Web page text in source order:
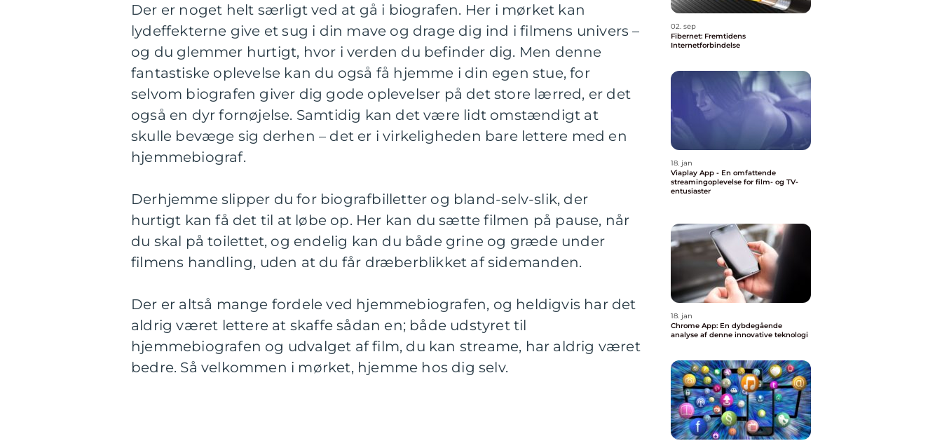
Der er noget helt særligt ved at gå i biografen. Her i mørket kan
lydeffekterne give et sug i din mave og drage dig ind i filmens univers –
og du glemmer hurtigt, hvor i verden du befinder dig. Men denne
fantastiske oplevelse kan du også få hjemme i din egen stue, for
selvom biografen giver dig gode oplevelser på det store lærred, er det
også en dyr fornøjelse. Samtidig kan det være lidt omstændigt at
skulle bevæge sig derhen – det er i virkeligheden bare lettere med en
hjemmebiograf.
Derhjemme slipper du for biografbilletter og bland-selv-slik, der
hurtigt kan få det til at løbe op. Her kan du sætte filmen på pause, når
du skal på toilettet, og endelig kan du både grine og græde under
filmens handling, uden at du får dræberblikket af sidemanden.
Der er altså mange fordele ved hjemmebiografen, og heldigvis har det
aldrig været lettere at skaffe sådan en; både udstyret til
hjemmebiografen og udvalget af film, du kan streame, har aldrig været
bedre. Så velkommen i mørket, hjemme hos dig selv.
02. sep
Fibernet: Fremtidens
Internetforbindelse
18. jan
Viaplay App - En omfattende
streamingoplevelse for film- og TV-
entusiaster
18. jan
Chrome App: En dybdegående
analyse af denne innovative teknologi